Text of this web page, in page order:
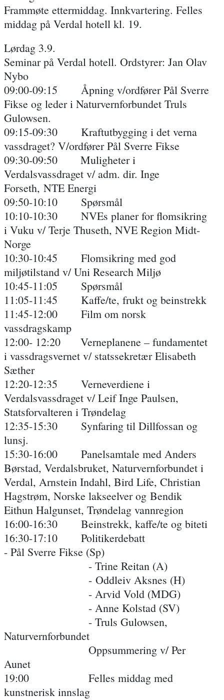
Frammøte ettermiddag. Innkvartering. Felles
middag på Verdal hotell kl. 19.
Lørdag 3.9.
Seminar på Verdal hotell. Ordstyrer: Jan Olav
Nybo
09:00-09:15 Åpning v/ordfører Pål Sverre
Fikse og leder i Naturvernforbundet Truls
Gulowsen.
09:15-09:30 Kraftutbygging i det verna
vassdraget? V/ordfører Pål Sverre Fikse
09:30-09:50 Muligheter i
Verdalsvassdraget v/ adm. dir. Inge
Forseth, NTE Energi
09:50-10:10 Spørsmål
10:10-10:30 NVEs planer for flomsikring
i Vuku v/ Terje Thuseth, NVE Region Midt-
Norge
10:30-10:45 Flomsikring med god
miljøtilstand v/ Uni Research Miljø
10:45-11:05 Spørsmål
11:05-11:45 Kaffe/te, frukt og beinstrekk
11:45-12:00 Film om norsk
vassdragskamp
12:00- 12:20 Verneplanene – fundamentet
i vassdragsvernet v/ statssekretær Elisabeth
Sæther
12:20-12:35 Verneverdiene i
Verdalsvassdraget v/ Leif Inge Paulsen,
Statsforvalteren i Trøndelag
12:35-15:30 Synfaring til Dillfossan og
lunsj.
15:30-16:00 Panelsamtale med Anders
Børstad, Verdalsbruket, Naturvernforbundet i
Verdal, Arnstein Indahl, Bird Life, Christian
Hagstrøm, Norske lakseelver og Bendik
Eithun Halgunset, Trøndelag vannregion
16:00-16:30 Beinstrekk, kaffe/te og biteti
16:30-17:10 Politikerdebatt
- Pål Sverre Fikse (Sp)
- Trine Reitan (A)
- Oddleiv Aksnes (H)
- Arvid Vold (MDG)
- Anne Kolstad (SV)
- Truls Gulowsen,
Naturvernforbundet
Oppsummering v/ Per
Aunet
19:00 Felles middag med
kunstnerisk innslag